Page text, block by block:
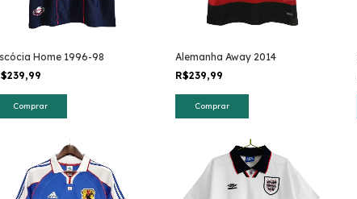
Home 1996-98
Comprar
Alemanha Away 2014
R$239,99
Comprar